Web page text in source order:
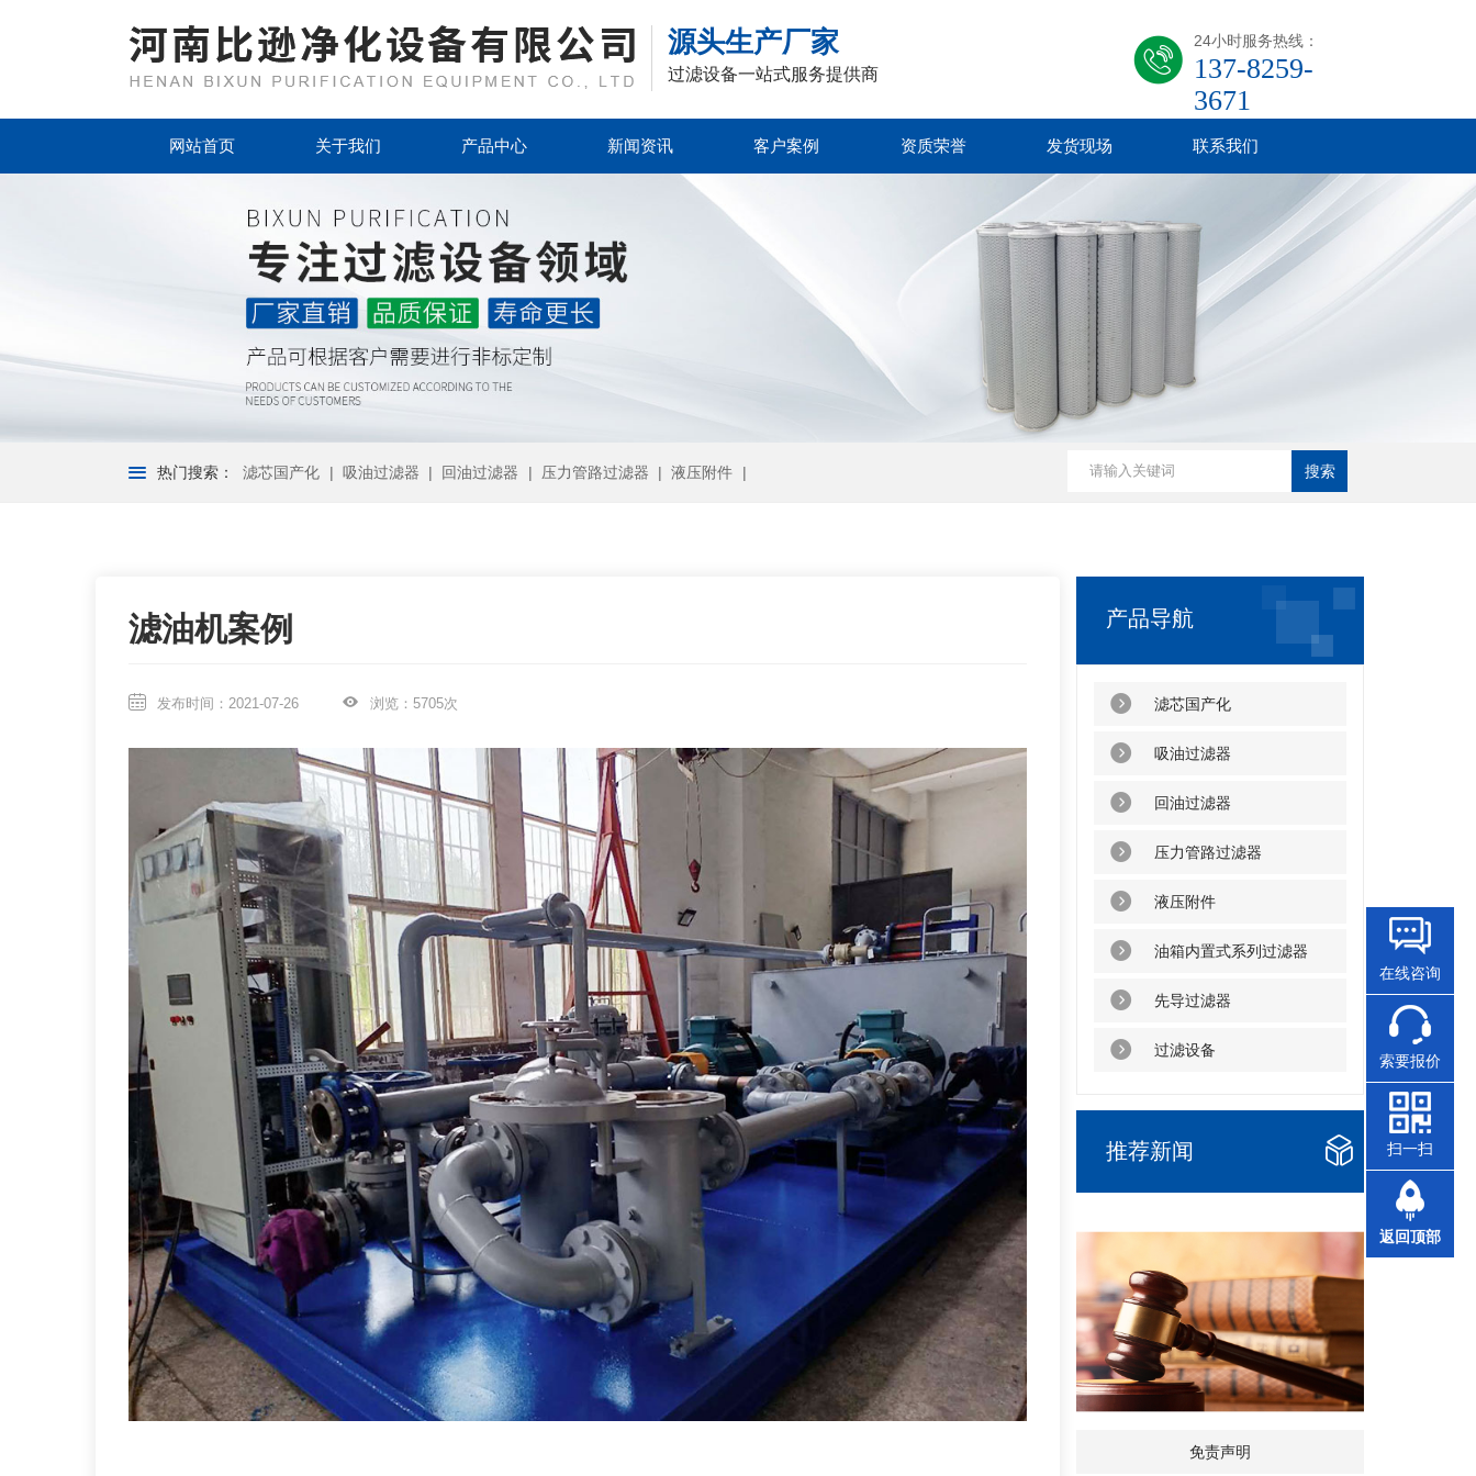
源头生产厂家
过滤设备一站式服务提供商
24小时服务热线：
137-8259-
3671
网站首页 关于我们 产品中心 新闻资讯 客户案例 资质荣誉 发货现场 联系我们
厂房设备
热门搜索： 滤芯国产化 | 吸油过滤器 | 回油过滤器 | 压力管路过滤器 | 液压附件 |
滤油机案例
发布时间：2021-07-26 浏览：5705次
产品导航
滤芯国产化
吸油过滤器
回油过滤器
压力管路过滤器
液压附件
油箱内置式系列过滤器
先导过滤器
过滤设备
推荐新闻
免责声明
在线咨询
索要报价
扫一扫
返回顶部